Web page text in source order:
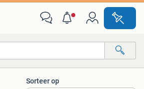
Sorteer op